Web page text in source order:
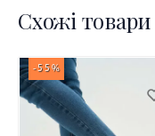
Схожі товари
-55%